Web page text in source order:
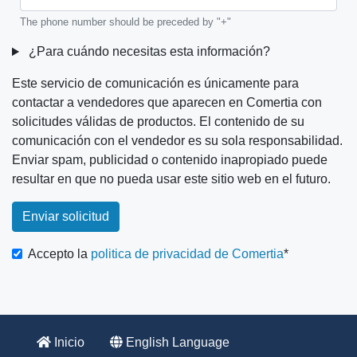
The phone number should be preceded by "+"
¿Para cuándo necesitas esta información?
Este servicio de comunicación es únicamente para
contactar a vendedores que aparecen en Comertia con
solicitudes válidas de productos. El contenido de su
comunicación con el vendedor es su sola responsabilidad.
Enviar spam, publicidad o contenido inapropiado puede
resultar en que no pueda usar este sitio web en el futuro.
Pestañas
verticales
Accepto la politica de privacidad de Comertia
Inicio English Language